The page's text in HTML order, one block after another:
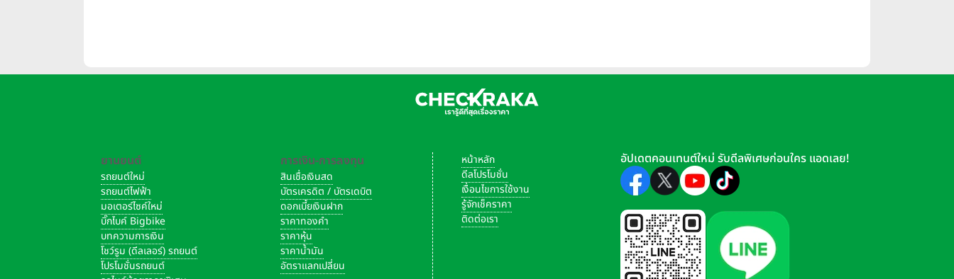
ยานยนต์
รถยนต์ใหม่
รถยนต์ไฟฟ้า
มอเตอร์ไซค์ใหม่
บิ๊กไบค์ Bigbike
บทความการเงิน
โชว์รูม (ดีลเลอร์) รถยนต์
โปรโมชั่นรถยนต์
การเงิน-การลงทุน
สินเชื่อเงินสด
บัตรเครดิต / บัตรเดบิต
ดอกเบี้ยเงินฝาก
ราคาทองคำ
ราคาหุ้น
ราคาน้ำมัน
อัตราแลกเปลี่ยน
หน้าหลัก
ดีลโปรโมชั่น
เงื่อนไขการใช้งาน
รู้จักเช็คราคา
ติดต่อเรา
อัปเดตคอนเทนต์ใหม่ รับดีลพิเศษก่อนใคร แอดเลย!